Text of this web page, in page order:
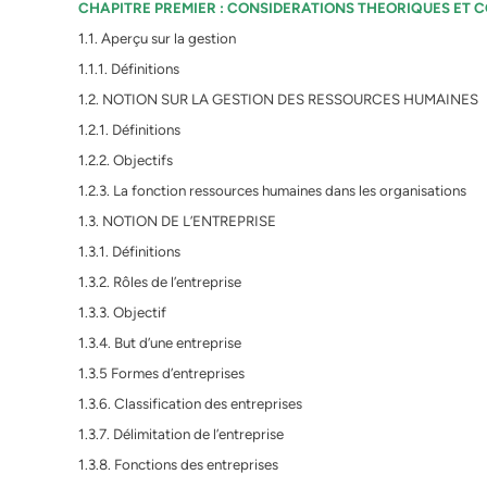
CHAPITRE PREMIER : CONSIDERATIONS THEORIQUES ET
1.1. Aperçu sur la gestion
1.1.1. Définitions
1.2. NOTION SUR LA GESTION DES RESSOURCES HUMAINES
1.2.1. Définitions
1.2.2. Objectifs
1.2.3. La fonction ressources humaines dans les organisations
1.3. NOTION DE L’ENTREPRISE
1.3.1. Définitions
1.3.2. Rôles de l’entreprise
1.3.3. Objectif
1.3.4. But d’une entreprise
1.3.5 Formes d’entreprises
1.3.6. Classification des entreprises
1.3.7. Délimitation de l’entreprise
1.3.8. Fonctions des entreprises